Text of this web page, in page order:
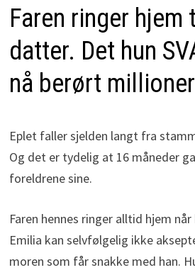
Faren ringer hjem
datter. Det hun
nå berørt
Eplet faller sjelden langt fra
Og det er tydelig at 16 måneder
foreldrene sine.
Faren hennes ringer alltid hjem
Emilia kan selvfølgelig ikke
moren som får snakke med han.